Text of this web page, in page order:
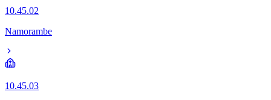
10.45.02
Namorambe
10.45.03